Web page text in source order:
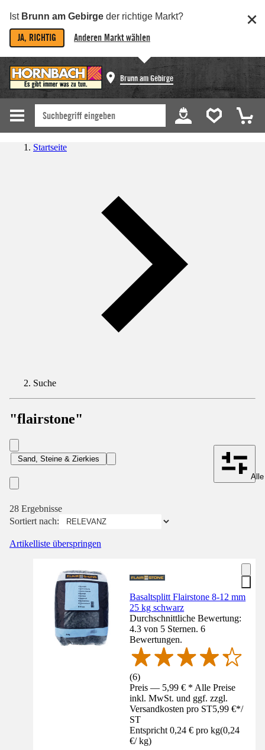
Ist Brunn am Gebirge der richtige Markt?
JA, RICHTIG Anderen Markt wählen
Brunn am Gebirge
Startseite
Suche
"flairstone"
Sand, Steine & Zierkies
28 Ergebnisse
Sortiert nach:
Artikelliste überspringen
Basaltsplitt Flairstone 8-12 mm
25 kg schwarz
Durchschnittliche Bewertung:
4.3 von 5 Sternen. 6
Bewertungen.
(6)
Preis — 5,99 € * Alle Preise
inkl. MwSt. und ggf. zzgl.
Versandkosten pro ST5,99 €*/
ST
Entspricht 0,24 € pro kg(0,24
€/ kg)